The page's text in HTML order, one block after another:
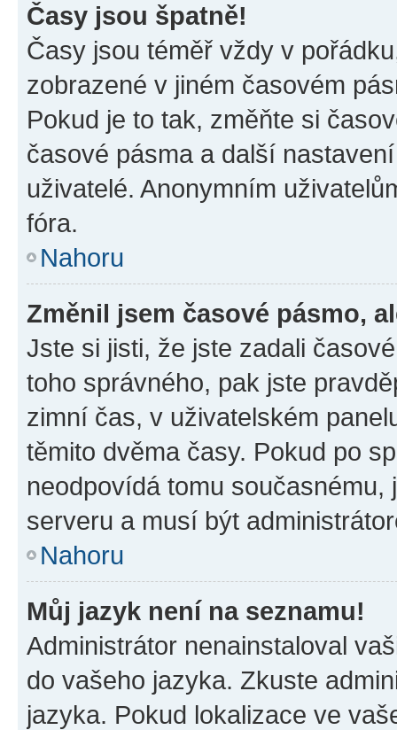
Časy jsou špatně!
Časy jsou téměř vždy v
zobrazené v jiném časovém
Pokud je to tak, změňte si
časové pásma a další
uživatelé. Anonymním
fóra.
Nahoru
Změnil jsem časové pásmo,
Jste si jisti, že jste zadali
toho správného, pak jste
zimní čas, v uživatelském
těmito dvěma časy. Pokud po
neodpovídá tomu
serveru a musí být
Nahoru
Můj jazyk není na seznamu!
Administrátor nenainstaloval
do vašeho jazyka. Zkuste
jazyka. Pokud lokalizace ve